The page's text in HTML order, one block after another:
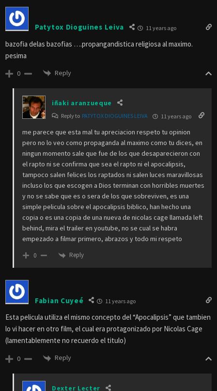
Patytox Dioguines Leiva 11 years ago
bazofia delas bazofias ….propangandistica religiosa al maximo.
pesima
0 Reply
iñaki aranzueque
Reply to PATYTOX DIOGUINES LEIVA 11 years ago
me parece que esta mal tu apreciacion respeto tu opinion
pero no lo veo como propaganda al maximo como tu dices, en
ningun momento sale que fue de los que desaparecieron con
el rapto ni se confirma que sea el rapto ni el apocalipsis,
tampoco salen felices los raptados ni salen luces maravillosas
incluso los que escogen a Dios terminan con horribles muertes
y no se sabe que es o sera de los que sobreviven, es una
simple pelicula sobre el apocalipsis biblico, han hecho una
copia o es una copia de una nueva de nicolas cage llamada left
behind, mira el trailer en youtube, no se cual se habra
empezado a filmar primero, abrazos y todo mi respeto
0 Reply
Fabian Cuyeé 11 years ago
Esta pelicula utiliza el mismo concepto del “Apocalipsis” que tambien
lo vi hacer en otro film, el cual era protagonizado por Nicolas Cage
(lamentablemente no recuerdo el titulo)
0 Reply
Dexter Lecter